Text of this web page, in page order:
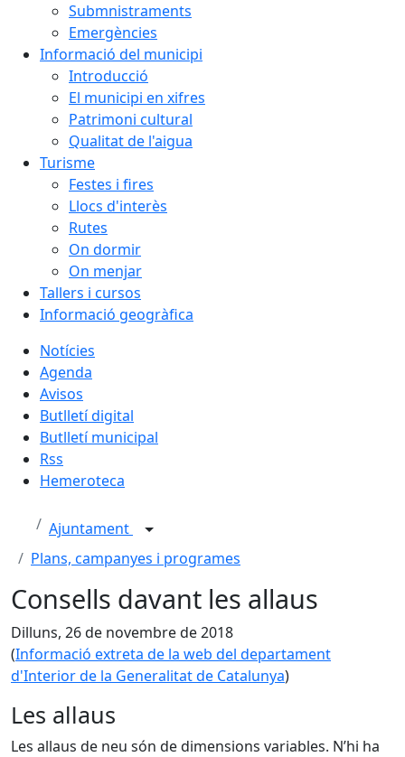
Submnistraments
Emergències
Informació del municipi
Introducció
El municipi en xifres
Patrimoni cultural
Qualitat de l'aigua
Turisme
Festes i fires
Llocs d'interès
Rutes
On dormir
On menjar
Tallers i cursos
Informació geogràfica
Notícies
Agenda
Avisos
Butlletí digital
Butlletí municipal
Rss
Hemeroteca
Ajuntament
Plans, campanyes i programes
Consells davant les allaus
Dilluns, 26 de novembre de 2018
(Informació extreta de la web del departament
d'Interior de la Generalitat de Catalunya)
Les allaus
Les allaus de neu són de dimensions variables. N’hi ha